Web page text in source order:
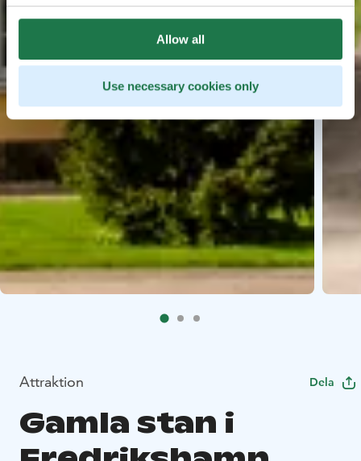
Allow all
Use necessary cookies only
Attraktion Dela
Gamla stan i